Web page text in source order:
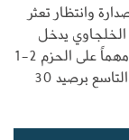
وانتظار تعثر
الخلجاوي يدخل
المباراة بعدما عاد لجادة الانتصارات وحقق فوزاً مهماً على الحزم 2-1
ليقترب أكثر من ضمان البقاء، حيث يحتل المركز التاسع برصيد 30